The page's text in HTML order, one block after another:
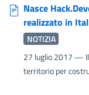
Nasce
realizzato in
NOTIZIA
27 luglio 2017 — Il
territorio per